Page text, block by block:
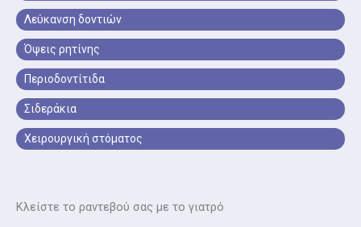
Λεύκανση δοντιών
Όψεις ρητίνης
Περιοδοντίτιδα
Σιδεράκια
Χειρουργική στόματος
Όψεις Πορσελάνης
Όψεις πορσελάνης είναι η αισθητική αποκατάσταση
δοντιών για φυσικό, λαμπερό χαμόγελο και βελτίωση
εμφάνισης.
Στίλβωση Δοντιών
Κλείστε το ραντεβού σας με το γιατρό